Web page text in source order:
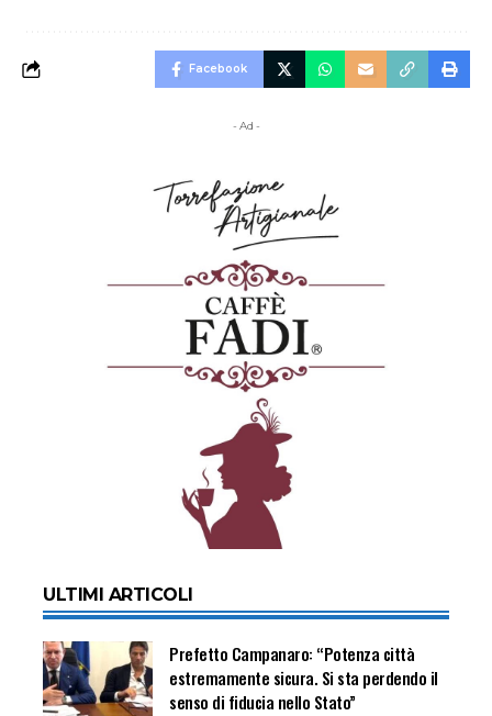
Facebook
- Ad -
ULTIMI ARTICOLI
Prefetto Campanaro: “Potenza città
estremamente sicura. Si sta perdendo il
senso di fiducia nello Stato”